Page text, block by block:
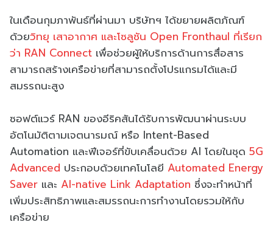
ในเดือนกุมภาพันธ์ที่ผ่านมา บริษัทฯ ได้ขยายผลิตภัณฑ์
ด้วยวิทยุ เสาอากาศ และโซลูชัน Open Fronthaul ที่เรียก
ว่า RAN Connect เพื่อช่วยผู้ให้บริการด้านการสื่อสาร
สามารถสร้างเครือข่ายที่สามารถตั้งโปรแกรมได้และมี
สมรรถนะสูง
ซอฟต์แวร์ RAN ของอีริคสันได้รับการพัฒนาผ่านระบบ
อัตโนมัติตามเจตนารมณ์ หรือ Intent-Based
Automation และฟีเจอร์ที่ขับเคลื่อนด้วย AI โดยในชุด 5G
Advanced ประกอบด้วยเทคโนโลยี Automated Energy
Saver และ AI-native Link Adaptation ซึ่งจะทำหน้าที่
เพิ่มประสิทธิภาพและสมรรถนะการทำงานโดยรวมให้กับ
เครือข่าย